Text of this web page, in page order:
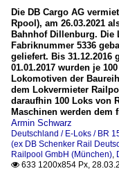
Die DB Cargo AG
Rpool), am 26.03.2021
Bahnhof Dillenburg. Die
Fabriknummer 5336
geliefert. Bis 31.12.2016
01.01.2017 wurden je
Lokomotiven der
dem Lokvermieter
daraufhin 100 Loks von
Maschinen werden dem
Armin Schwarz
Deutschland / E-Loks / BR
(ex DB Schenker Rail
Railpool GmbH (München),
 633 1200x854 Px,